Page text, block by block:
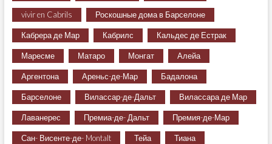
vivir en Cabrils Роскошные дома в Барселоне
Кабрера де Мар Кабрилс Кальдес де Естрак
Маресме Матаро Монгат Алейа
Аргентона Ареньс-де-Мар Бадалона
Барселоне Вилассар-де-Дальт Вилассара де Мар
Лаванерес Премиа-де- Дальт Премия-де-Мар
Сан- Висенте-де- Montalt Тейа Тиана